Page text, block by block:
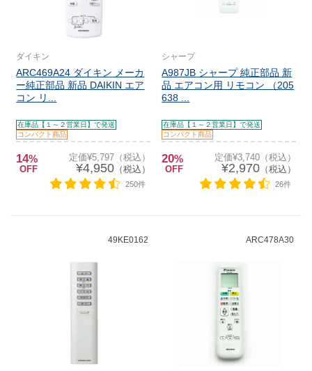
ダイキン
ARC469A24 ダイキン メーカ
ー純正部品 新品 DAIKIN エア
コン リ...
在庫品【１～２営業日】で発送
コンパクト商品
14%
OFF
定価¥5,797（税込）
¥4,950（税込）
250件
シャープ
A987JB シャープ 純正部品 新
品 エアコン用 リモコン （205
638 ...
在庫品【１～２営業日】で発送
コンパクト商品
20%
OFF
定価¥3,740（税込）
¥2,970（税込）
26件
49KE0162 ARC478A30